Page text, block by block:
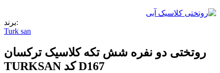
برند:
Turk san
روتختی دو نفره شش تکه کلاسیک ترکسان
TURKSAN کد D167